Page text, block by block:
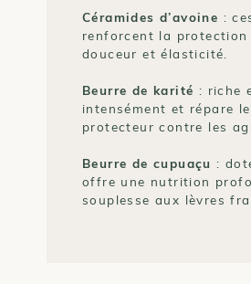
Céramides d’avoine :
renforcent la protection
douceur et élasticité.
Beurre de karité : riche
intensément et répare
protecteur contre les
Beurre de cupuaçu :
offre une nutrition
souplesse aux lèvres